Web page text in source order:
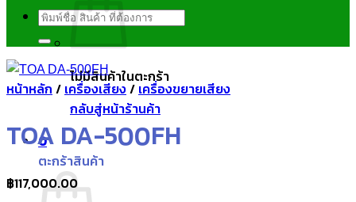
ไม่มีสินค้าในตะกร้า
กลับสู่หน้าร้านค้า
0
ตะกร้าสินค้า
ค้นหา:
หน้าหลัก / เครื่องเสียง/ เครื่องขยายเสียง
TOA DA-500FH
฿117,000.00